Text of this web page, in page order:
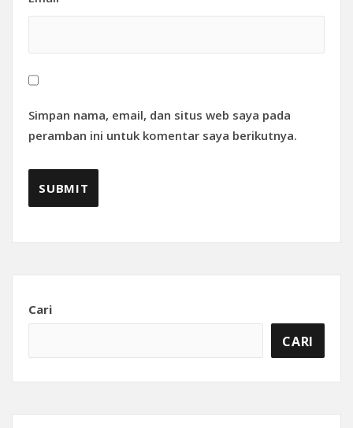
Simpan nama, email, dan situs web saya pada
peramban ini untuk komentar saya berikutnya.
Cari
CARI